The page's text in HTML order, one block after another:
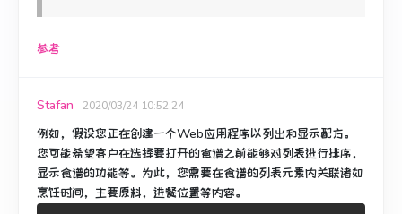
参考
Stafan 2020/03/24 10:52:24
例如，假设您正在创建一个Web应用程序以列出和显示配方。
您可能希望客户在选择要打开的食谱之前能够对列表进行排序，
显示食谱的功能等。 为此，您需要在食谱的列表元素内关联诸如
烹饪时间，主要原料，进餐位置等内容。